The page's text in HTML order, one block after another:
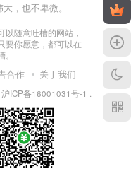
，也不卑微。
以随意吐槽的网站，
要你愿意，都可以在
合作 关于我们
沪ICP备16001031号-1